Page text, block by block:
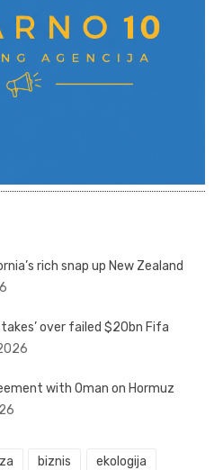
rich snap up New Zealand
over failed $20bn Fifa
with Oman on Hormuz
biznis ekologija